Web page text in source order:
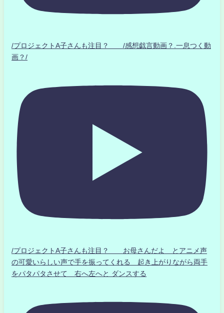
/プロジェクトA子さんも注目？ /感想戯言動画？.一息つく動
画？/
/プロジェクトA子さんも注目？ お母さんだよ とアニメ声
の可愛いらしい声で手を振ってくれる 起き上がりながら両手
をパタパタさせて 右へ左へと ダンスする